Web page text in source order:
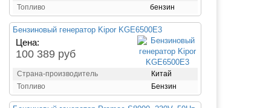
Топливо
бензин
Бензиновый генератор Kipor KGE6500E3
Цена:
100 389 руб
Страна-производитель
Китай
Топливо
Бензин